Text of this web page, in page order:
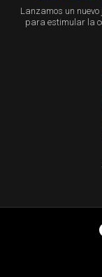
Lanzamos un nuevo
para estimular la